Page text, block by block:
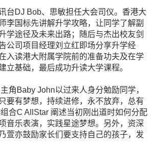
台DJ Bob、思敏担任大会司仪。香港大
李国标先讲解升学攻略，让同学了解副
学途径及未来出路；随后与杰出校友剑
公司项目经理刘立红即场分享升学经
入读港大附属学院前的准备功夫及在学
立基础，最后成功升读大学课程。
角Baby John以过来人身分勉励同学，
要有梦想，持续进修，永不放弃，总有
合C AllStar 阐述当初刚出道时如何分配
音乐表演，实践星途梦想。另外，资深
萱亦鼓励家长们要支持自己的孩子，发